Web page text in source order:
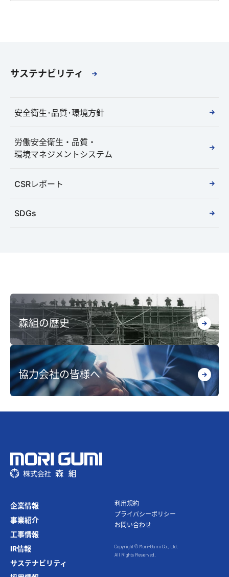
サステナビリティ
安全衛生･品質･環境方針
労働安全衛生・品質・
環境マネジメントシステム
CSRレポート
SDGs
森組の歴史
協力会社の皆様へ
企業情報
事業紹介
⼯事情報
IR情報
サステナビリティ
利⽤規約
プライバシーポリシー
お問い合わせ
Copyright © Mori-Gumi Co., Ltd.
All Rights Reserved.